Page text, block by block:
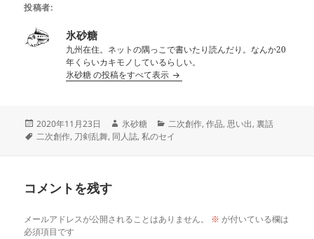
投稿者:
氷砂糖
九州在住。ネットの隅っこで書いたり読んだり。なんか20
年くらいカキモノしているらしい。
氷砂糖 の投稿をすべて表示
投
稿
2020年11月23日
作
成
氷砂糖
カ
テ
二次創作,作品,思い出,裏話
タ
二次創作, 刀剣乱舞, 同人誌,私のセイ
コメントを残す
メールアドレスが公開されることはありません。 ※ が付いている欄は
必須項目です